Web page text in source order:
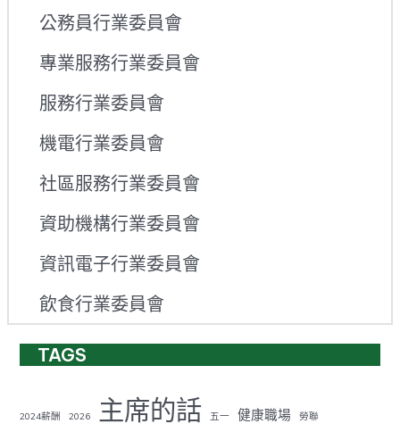
公務員行業委員會
專業服務行業委員會
服務行業委員會
機電行業委員會
社區服務行業委員會
資助機構行業委員會
資訊電子行業委員會
飲食行業委員會
TAGS
2024薪酬 2026 主席的話 五一 健康職場 勞聯